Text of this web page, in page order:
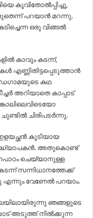
കൂവിതോല്‍പ്പിച്ചു,
പറയാന്‍ മറന്നു.
ഒരു വിങ്ങല്‍
കാവും കടന്ന്,
എണ്ണിതിട്ടപ്പെടുത്താന്‍
കഥ
അറിയാതെ കാപ്പാട്
ചിരിപടര്‍ന്നു.
കൂടിയായ
അതുകൊണ്ട്
ചെയ്യാനുള്ള
സന്നിധാനത്തേക്ക്
എന്നും വേണേല്‍ പറയാം.
ഞങ്ങളുടെ
അടുത്ത് നില്‍ക്കുന്ന